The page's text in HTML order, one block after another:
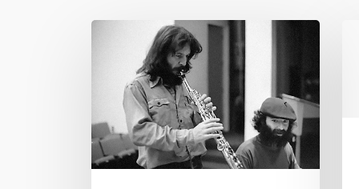
premio
Breakthrough
2017